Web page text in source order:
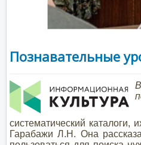
Познавательные
систематический
Гарабажи Л.Н. Она